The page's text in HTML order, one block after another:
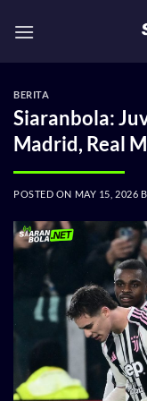
BERITA
Siaranbola:
Madrid, Real
POSTED ON MAY 15, 2026